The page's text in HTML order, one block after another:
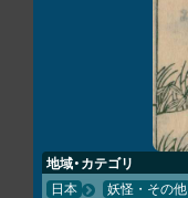
地域・カテゴリ
日本 妖怪・その他